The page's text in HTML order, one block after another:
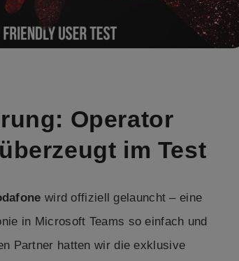
Operator
im Test
wird offiziell gelauncht – eine
in Microsoft Teams so einfach und
Partner hatten wir die exklusive